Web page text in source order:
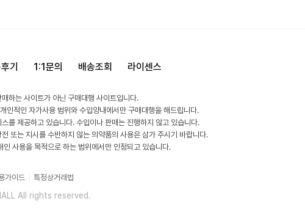
기 1:1문의 배송조회 라이센스
하는 사이트가 아닌 구매대행 사이트입니다.
인적인 자가사용 범위와 수입양내에서만 구매대행을 해드립니다.
를 제공하고 있습니다. 수입이나 판매는 진행하지 않고 있습니다.
또는 지시를 수반하지 않는 의약품의 사용은 삼가 주시기 바랍니다.
사용을 목적으로 하는 범위에서만 인정되고 있습니다.
가이드 특정상거래법
All rights reserved.